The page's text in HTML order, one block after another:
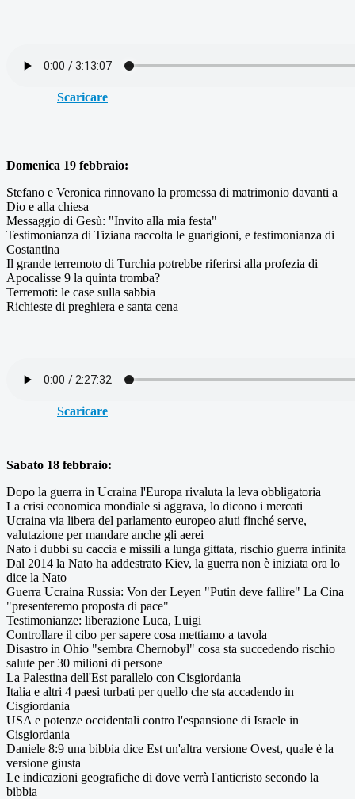
Scaricare
Domenica 19 febbraio:
Stefano e Veronica rinnovano la promessa di matrimonio davanti a
Dio e alla chiesa
Messaggio di Gesù: "Invito alla mia festa"
Testimonianza di Tiziana raccolta le guarigioni, e testimonianza di
Costantina
Il grande terremoto di Turchia potrebbe riferirsi alla profezia di
Apocalisse 9 la quinta tromba?
Terremoti: le case sulla sabbia
Richieste di preghiera e santa cena
Scaricare
Sabato 18 febbraio:
Dopo la guerra in Ucraina l'Europa rivaluta la leva obbligatoria
La crisi economica mondiale si aggrava, lo dicono i mercati
Ucraina via libera del parlamento europeo aiuti finché serve,
valutazione per mandare anche gli aerei
Nato i dubbi su caccia e missili a lunga gittata, rischio guerra infinita
Dal 2014 la Nato ha addestrato Kiev, la guerra non è iniziata ora lo
dice la Nato
Guerra Ucraina Russia: Von der Leyen "Putin deve fallire" La Cina
"presenteremo proposta di pace"
Testimonianze: liberazione Luca, Luigi
Controllare il cibo per sapere cosa mettiamo a tavola
Disastro in Ohio "sembra Chernobyl" cosa sta succedendo rischio
salute per 30 milioni di persone
La Palestina dell'Est parallelo con Cisgiordania
Italia e altri 4 paesi turbati per quello che sta accadendo in
Cisgiordania
USA e potenze occidentali contro l'espansione di Israele in
Cisgiordania
Daniele 8:9 una bibbia dice Est un'altra versione Ovest, quale è la
versione giusta
Le indicazioni geografiche di dove verrà l'anticristo secondo la
bibbia